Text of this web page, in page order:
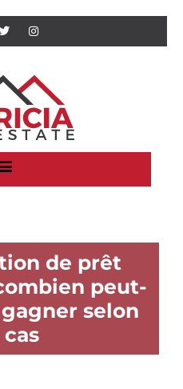
de prêt
peut-
selon